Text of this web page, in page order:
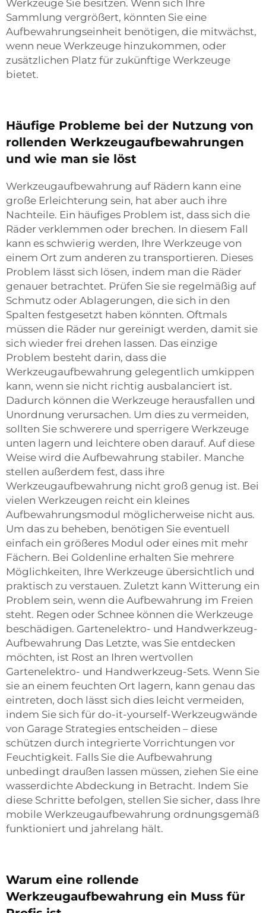
Werkzeuge Sie besitzen. Wenn sich Ihre
Sammlung vergrößert, könnten Sie eine
Aufbewahrungseinheit benötigen, die mitwächst,
wenn neue Werkzeuge hinzukommen, oder
zusätzlichen Platz für zukünftige Werkzeuge
bietet.
Häufige Probleme bei der Nutzung von
rollenden Werkzeugaufbewahrungen
und wie man sie löst
Werkzeugaufbewahrung auf Rädern kann eine
große Erleichterung sein, hat aber auch ihre
Nachteile. Ein häufiges Problem ist, dass sich die
Räder verklemmen oder brechen. In diesem Fall
kann es schwierig werden, Ihre Werkzeuge von
einem Ort zum anderen zu transportieren. Dieses
Problem lässt sich lösen, indem man die Räder
genauer betrachtet. Prüfen Sie sie regelmäßig auf
Schmutz oder Ablagerungen, die sich in den
Spalten festgesetzt haben könnten. Oftmals
müssen die Räder nur gereinigt werden, damit sie
sich wieder frei drehen lassen. Das einzige
Problem besteht darin, dass die
Werkzeugaufbewahrung gelegentlich umkippen
kann, wenn sie nicht richtig ausbalanciert ist.
Dadurch können die Werkzeuge herausfallen und
Unordnung verursachen. Um dies zu vermeiden,
sollten Sie schwerere und sperrigere Werkzeuge
unten lagern und leichtere oben darauf. Auf diese
Weise wird die Aufbewahrung stabiler. Manche
stellen außerdem fest, dass ihre
Werkzeugaufbewahrung nicht groß genug ist. Bei
vielen Werkzeugen reicht ein kleines
Aufbewahrungsmodul möglicherweise nicht aus.
Um das zu beheben, benötigen Sie eventuell
einfach ein größeres Modul oder eines mit mehr
Fächern. Bei Goldenline erhalten Sie mehrere
Möglichkeiten, Ihre Werkzeuge übersichtlich und
praktisch zu verstauen. Zuletzt kann Witterung ein
Problem sein, wenn die Aufbewahrung im Freien
steht. Regen oder Schnee können die Werkzeuge
beschädigen. Gartenelektro- und Handwerkzeug-
Aufbewahrung Das Letzte, was Sie entdecken
möchten, ist Rost an Ihren wertvollen
Gartenelektro- und Handwerkzeug-Sets. Wenn Sie
sie an einem feuchten Ort lagern, kann genau das
eintreten, doch lässt sich dies leicht vermeiden,
indem Sie sich für do-it-yourself-Werkzeugwände
von Garage Strategies entscheiden – diese
schützen durch integrierte Vorrichtungen vor
Feuchtigkeit. Falls Sie die Aufbewahrung
unbedingt draußen lassen müssen, ziehen Sie eine
wasserdichte Abdeckung in Betracht. Indem Sie
diese Schritte befolgen, stellen Sie sicher, dass Ihre
mobile Werkzeugaufbewahrung ordnungsgemäß
funktioniert und jahrelang hält.
Warum eine rollende
Werkzeugaufbewahrung ein Muss für